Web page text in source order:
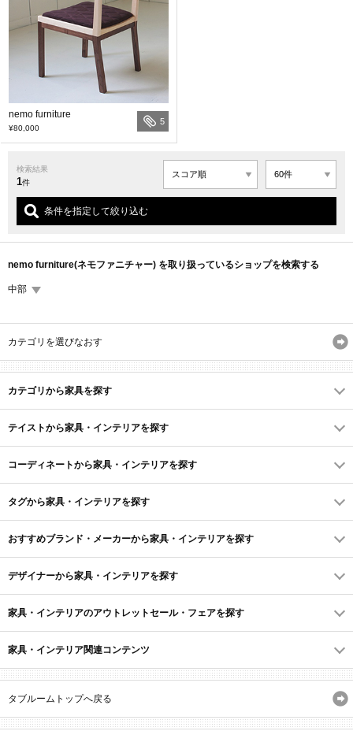
nemo furniture
¥80,000
5
検索結果
1件
条件を指定して絞り込む
nemo furniture(ネモファニチャー) を取り扱っているショップを検索する
中部
カテゴリを選びなおす
カテゴリから家具を探す
テイストから家具・インテリアを探す
コーディネートから家具・インテリアを探す
タグから家具・インテリアを探す
おすすめブランド・メーカーから家具・インテリアを探す
デザイナーから家具・インテリアを探す
家具・インテリアのアウトレットセール・フェアを探す
家具・インテリア関連コンテンツ
タブルームトップへ戻る